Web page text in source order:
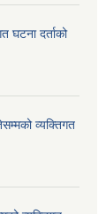
घटना दर्ताको
व्यक्तिगत